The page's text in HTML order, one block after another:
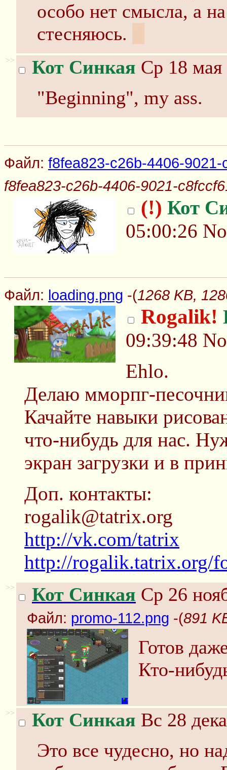
особо нет смысла, а
стесняюсь.
>> Кот Синкая Ср 18 мая
"Beginning", my ass.
Файл: f8fea823-c26b-4406-
f8fea823-c26b-4406-9021-
(!) Кот
05:00:26
Файл: loading.png -(1268 KB,
Rogalik!
09:39:48
Ehlo.
Делаю мморпг-
Качайте навыки
что-нибудь для нас.
экран загрузки и в
Доп. контакты:
rogalik@tatrix.org
http://vk.com/tatrix
http://rogalik.tatrix.org/
>> Кот Синкая Ср 26
Файл: promo-112.png -(891
Готов
Кто-
>> Кот Синкая Вс 28
Это все чудесно, но